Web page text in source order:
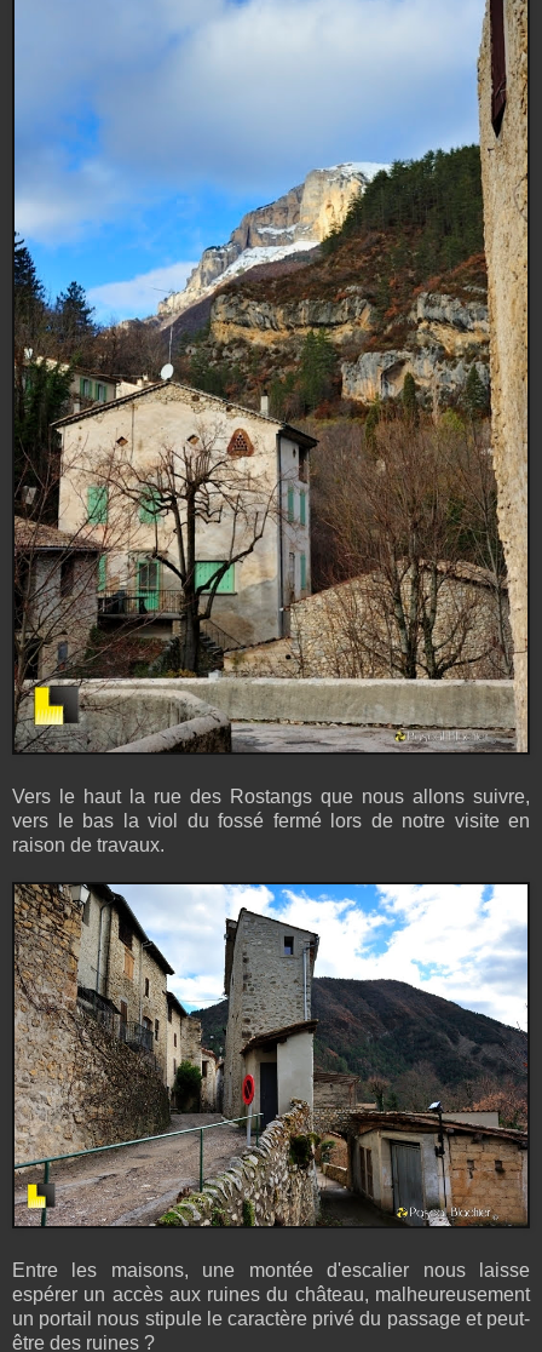
Vers le haut la rue des Rostangs que nous allons suivre,
vers le bas la viol du fossé fermé lors de notre visite en
raison de travaux.
Entre les maisons, une montée d'escalier nous laisse
espérer un accès aux ruines du château, malheureusement
un portail nous stipule le caractère privé du passage et peut-
être des ruines ?